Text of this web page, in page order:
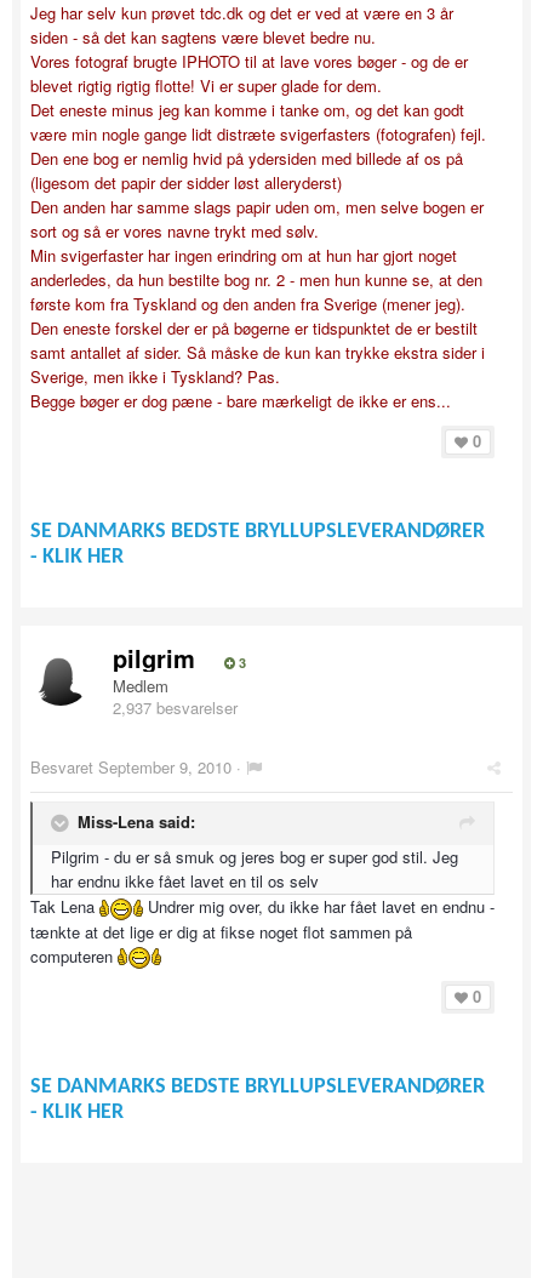
Jeg har selv kun prøvet tdc.dk og det er ved at være en 3 år
siden - så det kan sagtens være blevet bedre nu.
Vores fotograf brugte IPHOTO til at lave vores bøger - og de er
blevet rigtig rigtig flotte! Vi er super glade for dem.
Det eneste minus jeg kan komme i tanke om, og det kan godt
være min nogle gange lidt distræte svigerfasters (fotografen) fejl.
Den ene bog er nemlig hvid på ydersiden med billede af os på
(ligesom det papir der sidder løst alleryderst)
Den anden har samme slags papir uden om, men selve bogen er
sort og så er vores navne trykt med sølv.
Min svigerfaster har ingen erindring om at hun har gjort noget
anderledes, da hun bestilte bog nr. 2 - men hun kunne se, at den
første kom fra Tyskland og den anden fra Sverige (mener jeg).
Den eneste forskel der er på bøgerne er tidspunktet de er bestilt
samt antallet af sider. Så måske de kun kan trykke ekstra sider i
Sverige, men ikke i Tyskland? Pas.
Begge bøger er dog pæne - bare mærkeligt de ikke er ens...
0
SE DANMARKS BEDSTE BRYLLUPSLEVERANDØRER
- KLIK HER
pilgrim 3
Medlem
2,937 besvarelser
Besvaret September 9, 2010 ·
Miss-Lena said:
Pilgrim - du er så smuk og jeres bog er super god stil. Jeg
har endnu ikke fået lavet en til os selv
Tak Lena
Undrer mig over, du ikke har fået lavet en endnu -
tænkte at det lige er dig at fikse noget flot sammen på
computeren
0
SE DANMARKS BEDSTE BRYLLUPSLEVERANDØRER
- KLIK HER